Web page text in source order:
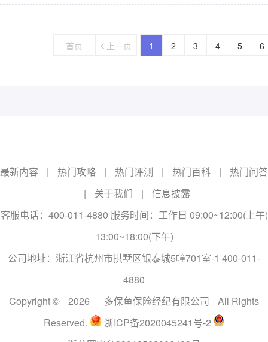
首页 上一页 1 2 3 4 5 6
最新内容 | 热门攻略 | 热门评测 | 热门百科 |
热门问答
|
关于我们 |
信息披露
客服电话：400-011-4880 服务时间：工作日 09:00~12:00(上午)
13:00~18:00(下午)
公司地址：浙江省杭州市拱墅区银泰城5幢701室-1 400-011-
4880
Copyright ©
2026 多保鱼保险经纪有限公司
All Rights
Reserved.
浙ICP备2020045241号-2